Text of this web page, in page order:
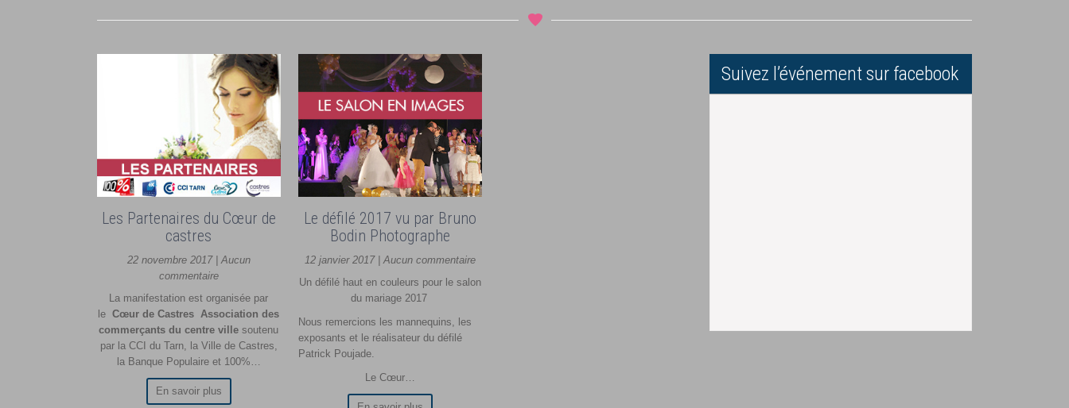
Les Partenaires du Cœur de
castres
22 novembre 2017 | Aucun
commentaire
La manifestation est organisée par
leCœur de Castres Association des
commerçants du centre villesoutenu
par la CCI du Tarn, la Ville de Castres,
la Banque Populaire et 100%…
En savoir plus
Le défilé 2017 vu par Bruno
Bodin Photographe
12 janvier 2017 | Aucun commentaire
Un défilé haut en couleurs pour le salon
du mariage 2017
Nous remercions les mannequins, les
exposants et le réalisateur du défilé
Patrick Poujade.
Le Cœur…
Suivez l’événement sur facebook